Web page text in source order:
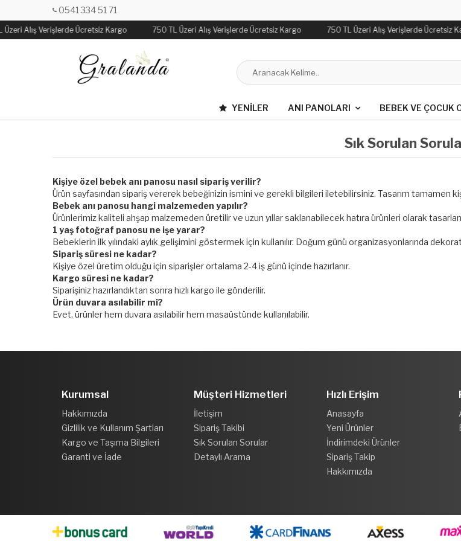
0541 334 51 71
Üzeri Alış Verişlerde Ücretsiz Kargo 750 TL Üzeri Alış Verişlerde Ücretsiz Kargo 750 TL Üzeri Alış Verişlerde Ücretsiz
YENILER ANI PANOLARI BEBEK VE ÇOCUK
Sık Sorulan
Kişiye özel bebek anı panosu nasıl sipariş verilir?
Ürün sayfasından sipariş vererek bebeğinizin ismini ve gerekli bilgileri iletebilirsiniz. Tasarım tamamen
Bebek anı panosu hangi malzemeden yapılır?
Ürünlerimiz kaliteli ahşap malzemeden üretilir ve uzun yıllar saklanabilecek hatıra ürünleri olarak
1 yaş fotoğraf panosu ne işe yarar?
Bebeklerin ilk yılındaki aylık gelişimini göstermek için kullanılır. Doğum günü organizasyonlarında
Sipariş süresi ne kadar?
Kişiye özel üretim olduğu için siparişler ortalama 2-4 iş günü içinde hazırlanır.
Kargo süresi ne kadar?
Siparişiniz hazırlandıktan sonra hızlı kargo ile gönderilir.
Ürün duvara asılabilir mi?
Evet, ürünler hem duvara asılabilir hem masaüstünde kullanılabilir.
Kurumsal
Hakkımızda
Gizlilik ve Kullanım Şartları
Kargo ve Taşıma Bilgileri
Garanti ve İade
Müşteri Hizmetleri
İletişim
Sipariş Takibi
Sık Sorulan Sorular
Detaylı Arama
Hızlı Erişim
Anasayfa
Yeni Ürünler
İndirimdeki Ürünler
Sipariş Takip
Hakkımızda